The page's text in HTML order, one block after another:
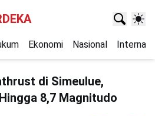
Ekonomi Nasional
di Simeulue,
8,7 Magnitudo